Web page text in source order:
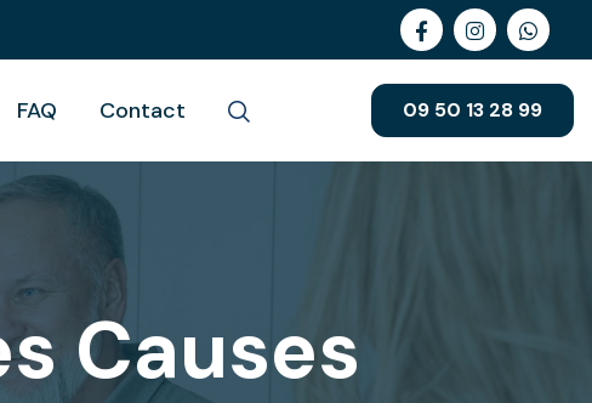
FAQ Contact 09 50 13 28 99
Causes